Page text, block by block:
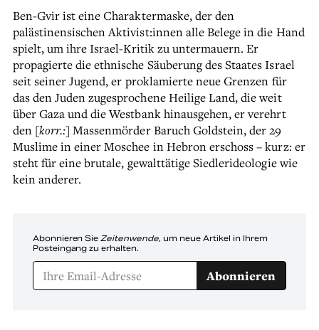
Ben-Gvir ist eine Charaktermaske, der den
palästinensischen Aktivist:innen alle Belege in die Hand
spielt, um ihre Israel-Kritik zu untermauern. Er
propagierte die ethnische Säuberung des Staates Israel
seit seiner Jugend, er proklamierte neue Grenzen für
das den Juden zugesprochene Heilige Land, die weit
über Gaza und die Westbank hinausgehen, er verehrt
den [korr.:] Massenmörder Baruch Goldstein, der 29
Muslime in einer Moschee in Hebron erschoss – kurz: er
steht für eine brutale, gewalttätige Siedlerideologie wie
kein anderer.
Abonnieren Sie Zeitenwende, um neue Artikel in Ihrem
Posteingang zu erhalten.
Abonnieren